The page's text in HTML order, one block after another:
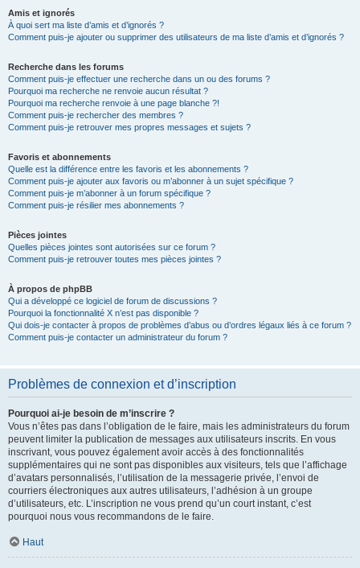
Amis et ignorés
À quoi sert ma liste d’amis et d’ignorés ?
Comment puis-je ajouter ou supprimer des utilisateurs de ma liste d’amis et d’ignorés ?
Recherche dans les forums
Comment puis-je effectuer une recherche dans un ou des forums ?
Pourquoi ma recherche ne renvoie aucun résultat ?
Pourquoi ma recherche renvoie à une page blanche ?!
Comment puis-je rechercher des membres ?
Comment puis-je retrouver mes propres messages et sujets ?
Favoris et abonnements
Quelle est la différence entre les favoris et les abonnements ?
Comment puis-je ajouter aux favoris ou m’abonner à un sujet spécifique ?
Comment puis-je m’abonner à un forum spécifique ?
Comment puis-je résilier mes abonnements ?
Pièces jointes
Quelles pièces jointes sont autorisées sur ce forum ?
Comment puis-je retrouver toutes mes pièces jointes ?
À propos de phpBB
Qui a développé ce logiciel de forum de discussions ?
Pourquoi la fonctionnalité X n’est pas disponible ?
Qui dois-je contacter à propos de problèmes d’abus ou d’ordres légaux liés à ce forum ?
Comment puis-je contacter un administrateur du forum ?
Problèmes de connexion et d’inscription
Pourquoi ai-je besoin de m’inscrire ?
Vous n’êtes pas dans l’obligation de le faire, mais les administrateurs du forum
peuvent limiter la publication de messages aux utilisateurs inscrits. En vous
inscrivant, vous pouvez également avoir accès à des fonctionnalités
supplémentaires qui ne sont pas disponibles aux visiteurs, tels que l’affichage
d’avatars personnalisés, l’utilisation de la messagerie privée, l’envoi de
courriers électroniques aux autres utilisateurs, l’adhésion à un groupe
d’utilisateurs, etc. L’inscription ne vous prend qu’un court instant, c’est
pourquoi nous vous recommandons de le faire.
Haut